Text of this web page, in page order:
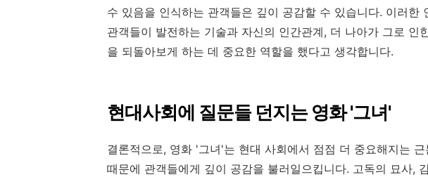
수 있음을 인식하는 관객들은 깊이 공감할 수 있습니다. 이러한
관객들이 발전하는 기술과 자신의 인간관계, 더 나아가 그로 인
을 되돌아보게 하는 데 중요한 역할을 했다고 생각합니다.
현대사회에 질문들 던지는 영화 '그녀'
결론적으로, 영화 '그녀'는 현대 사회에서 점점 더 중요해지는
때문에 관객들에게 깊이 공감을 불러일으킵니다. 고독의 묘사,